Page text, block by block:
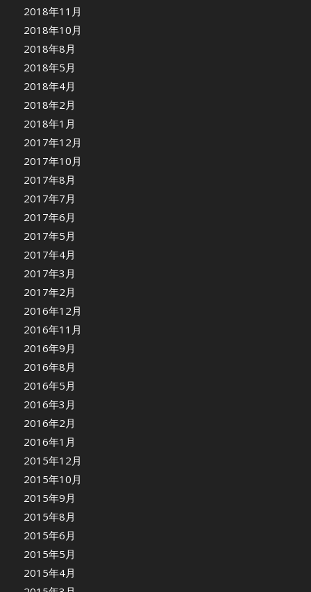
2018年11月
2018年10月
2018年8月
2018年5月
2018年4月
2018年2月
2018年1月
2017年12月
2017年10月
2017年8月
2017年7月
2017年6月
2017年5月
2017年4月
2017年3月
2017年2月
2016年12月
2016年11月
2016年9月
2016年8月
2016年5月
2016年3月
2016年2月
2016年1月
2015年12月
2015年10月
2015年9月
2015年8月
2015年6月
2015年5月
2015年4月